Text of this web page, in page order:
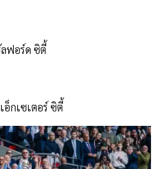
ฟอร์ด ซิตี้
กเซเตอร์ ซิตี้